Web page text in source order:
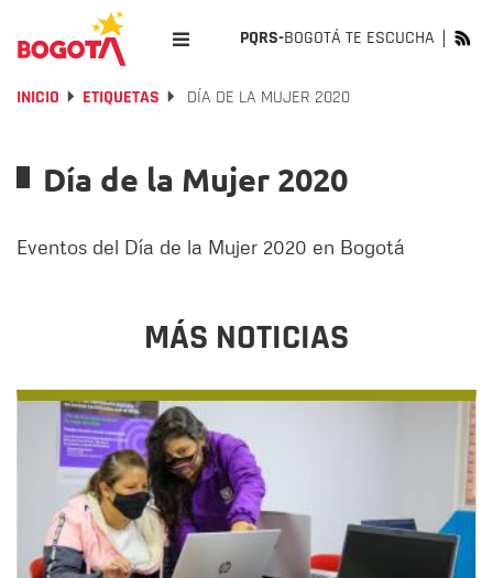
PQRS-BOGOTÁ TE ESCUCHA
INICIO ETIQUETAS DÍA DE LA MUJER 2020
Día de la Mujer 2020
Eventos del Día de la Mujer 2020 en Bogotá
MÁS NOTICIAS